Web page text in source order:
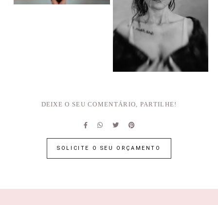
DEIXE O SEU COMENTÁRIO, PARTILHE!
SOLICITE O SEU ORÇAMENTO